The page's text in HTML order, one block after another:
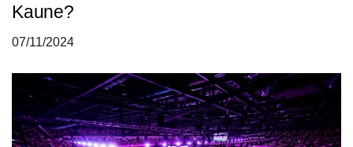
Kaune?
07/11/2024